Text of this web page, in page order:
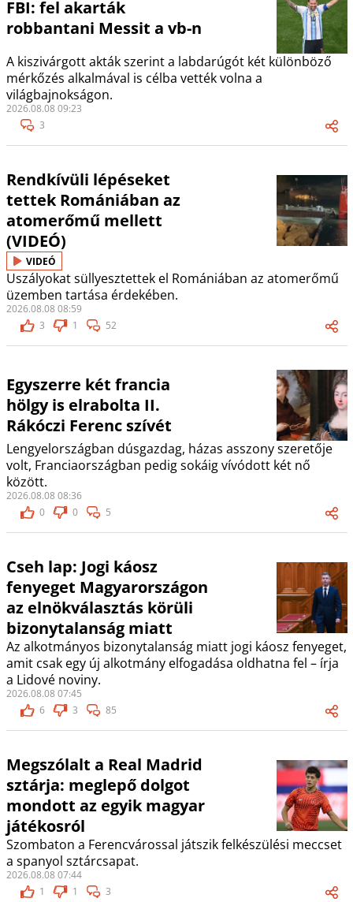
FBI: fel akarták
robbantani Messit a vb-n
A kiszivárgott akták szerint a labdarúgót két különböző
mérkőzés alkalmával is célba vették volna a
világbajnokságon.
2026.08.08 09:23
3
Rendkívüli lépéseket
tettek Romániában az
atomerőmű mellett
(VIDEÓ)
VIDEÓ
Uszályokat süllyesztettek el Romániában az atomerőmű
üzemben tartása érdekében.
2026.08.08 08:59
3
1 52
Egyszerre két francia
hölgy is elrabolta II.
Rákóczi Ferenc szívét
Lengyelországban dúsgazdag, házas asszony szeretője
volt, Franciaországban pedig sokáig vívódott két nő
között.
2026.08.08 08:36
0
0 5
Cseh lap: Jogi káosz
fenyeget Magyarországon
az elnökválasztás körüli
bizonytalanság miatt
Az alkotmányos bizonytalanság miatt jogi káosz fenyeget,
amit csak egy új alkotmány elfogadása oldhatna fel – írja
a Lidové noviny.
2026.08.08 07:45
6
3 85
Megszólalt a Real Madrid
sztárja: meglepő dolgot
mondott az egyik magyar
játékosról
Szombaton a Ferencvárossal játszik felkészülési meccset
a spanyol sztárcsapat.
2026.08.08 07:44
1
1 3